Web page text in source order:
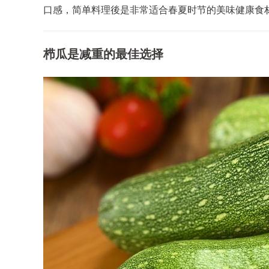
口感，简单料理後是非常适合春夏时节的美味健康食
栉瓜是减重的最佳选择